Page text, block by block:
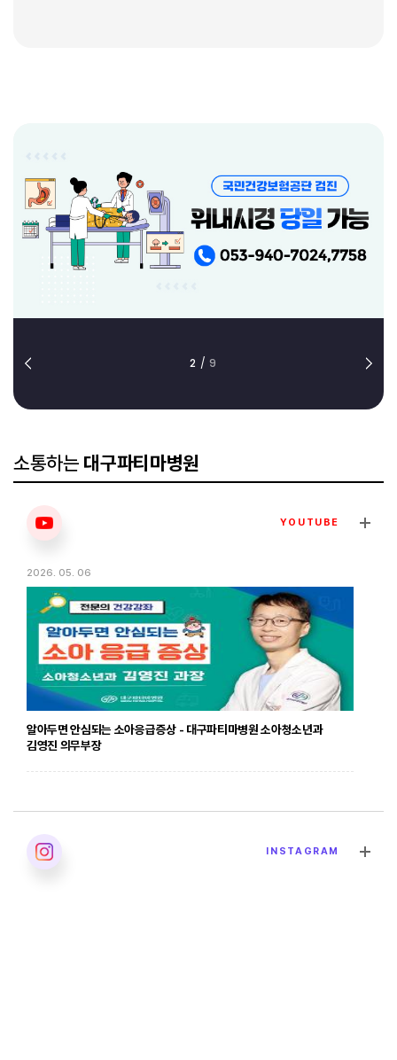
2 / 9
소통하는 대구파티마병원
YOUTUBE
2026. 05. 06
알아두면 안심되는 소아응급증상 - 대구파티마병원 소아청소년과
김영진 의무부장
INSTAGRAM